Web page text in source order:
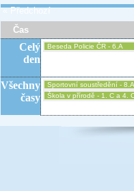
« Předchozí
Čas
Celý
den
Beseda Policie ČR - 6.A
Všechny
časy
Sportovní soustředění -
Škola v přírodě - 1. C a 4.